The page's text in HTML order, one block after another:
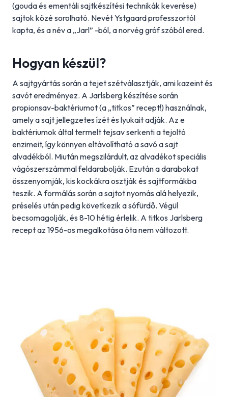
(gouda és ementáli sajtkészítési technikák keverése)
sajtok közé sorolható. Nevét Ystgaard professzortól
kapta, és a név a „Jarl” -ból, a norvég gróf szóból ered.
Hogyan készül?
A sajtgyártás során a tejet szétválasztják, ami kazeint és
savót eredményez. A Jarlsberg készítése során
propionsav-baktériumot (a „titkos” recept!) használnak,
amely a sajt jellegzetes ízét és lyukait adják. Az e
baktériumok által termelt tejsav serkenti a tejoltó
enzimeit, így könnyen eltávolítható a savó a sajt
alvadékból. Miután megszilárdult, az alvadékot speciális
vágószerszámmal feldarabolják. Ezután a darabokat
összenyomják, kis kockákra osztják és sajtformákba
teszik. A formálás során a sajtot nyomás alá helyezik,
préselés után pedig következik a sófürdő. Végül
becsomagolják, és 8-10 hétig érlelik. A titkos Jarlsberg
recept az 1956-os megalkotása óta nem változott.